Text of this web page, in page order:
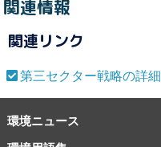
関連情報
関連リンク
第三セクター戦略の詳細
環境ニュース